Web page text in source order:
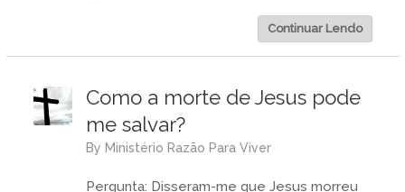
Continuar Lendo
Como a morte de Jesus pode
me salvar?
by Ministério Razão Para Viver
Pergunta: Disseram-me que Jesus morreu